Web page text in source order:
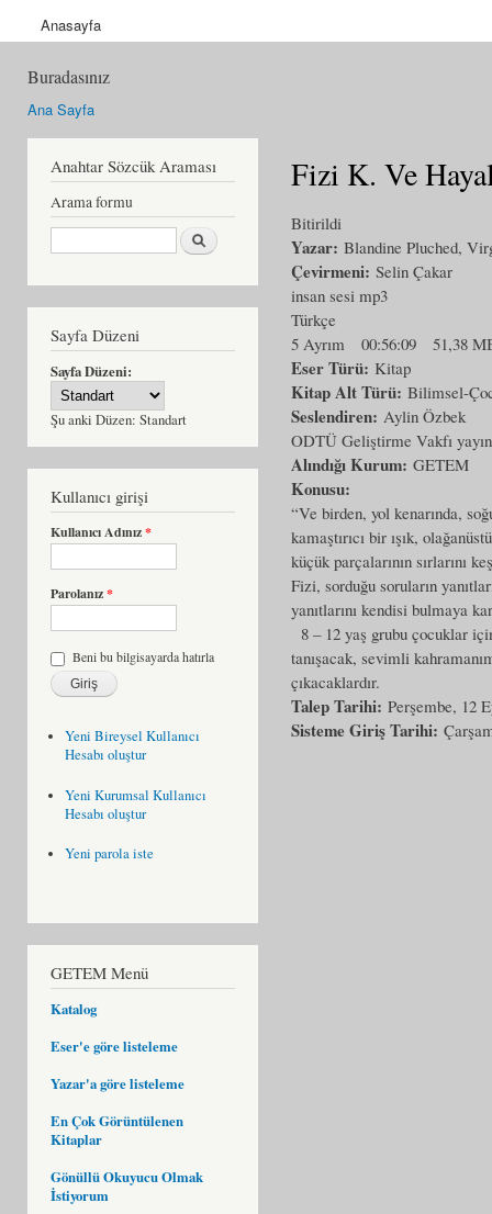
Anasayfa
Buradasınız
Ana Sayfa
Anahtar Sözcük Araması
Arama formu
Ara
Sayfa Düzeni
Sayfa Düzeni:
Şu anki Düzen: Standart
Kullanıcı girişi
Kullanıcı Adınız*
Parolanız*
Beni bu bilgisayarda hatırla
Yeni Bireysel Kullanıcı
Hesabı oluştur
Yeni Kurumsal Kullanıcı
Hesabı oluştur
Yeni parola iste
GETEM Menü
Katalog
Eser'e göre listeleme
Yazar'a göre listeleme
En Çok Görüntülenen
Kitaplar
Gönüllü Okuyucu Olmak
İstiyorum
Fizi K. Ve
Bitirildi
Yazar: Blandine Pluched,
Çevirmeni: Selin Çakar
insan sesi mp3
Türkçe
5 Ayrım
00:56:09 51,38
Eser Türü: Kitap
Kitap Alt Türü: Bilimsel-
Seslendiren: Aylin Özbek
ODTÜ Geliştirme Vakfı
Alındığı Kurum: GETEM
Konusu:
“Ve birden, yol kenarında,
kamaştırıcı bir ışık,
küçük parçalarının sırlarını
Fizi, sorduğu soruların
yanıtlarını kendisi bulmaya
8 – 12 yaş grubu çocuklar
tanışacak, sevimli
çıkacaklardır.
Talep Tarihi: Perşembe, 12
Sisteme Giriş Tarihi: